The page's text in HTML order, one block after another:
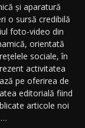
și aparatură
o sursă credibilă
foto-video din
orientată
sociale, în
activitatea
pe oferirea de
editorială fiind
articole noi